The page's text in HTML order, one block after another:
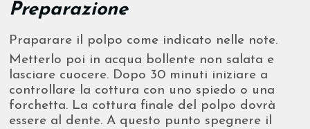
Preparazione
Praparare il polpo come indicato nelle note.
Metterlo poi in acqua bollente non salata e
lasciare cuocere. Dopo 30 minuti iniziare a
controllare la cottura con uno spiedo o una
forchetta. La cottura finale del polpo dovrà
essere al dente. A questo punto spegnere il